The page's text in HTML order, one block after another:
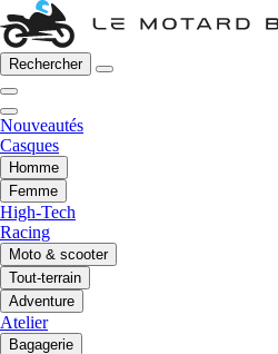
Rechercher
Nouveautés
Casques
Homme
Femme
High-Tech
Racing
Moto & scooter
Tout-terrain
Adventure
Atelier
Bagagerie